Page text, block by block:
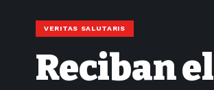
VERITAS SALUTARIS
Reciban